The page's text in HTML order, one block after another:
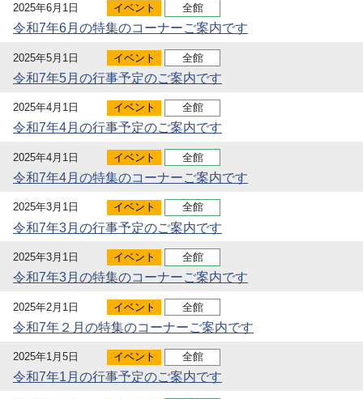
2025年6月1日 イベント 全館
令和7年6月の特集のコーナーご案内です
2025年5月1日 イベント 全館
令和7年5月の行事予定のご案内です
2025年4月1日 イベント 全館
令和7年4月の行事予定のご案内です
2025年4月1日 イベント 全館
令和7年4月の特集のコーナーご案内です
2025年3月1日 イベント 全館
令和7年3月の行事予定のご案内です
2025年3月1日 イベント 全館
令和7年3月の特集のコーナーご案内です
2025年2月1日 イベント 全館
令和7年２月の特集のコーナーご案内です
2025年1月5日 イベント 全館
令和7年1月の行事予定のご案内です